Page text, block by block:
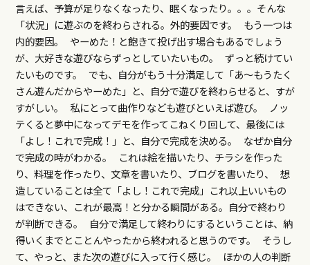
言えば、予算が足りなくなったり、眠くなったり。。。そんな
「状況」に遊ぶのを終わらされる。外的要因です。 もう一つは
内的要因。 やーめた！と飽きて投げ出す場合もあるでしょう
が、大好きな遊びならずっとしていたいもの。 ずっと続けてい
たいものです。 でも、自分がもう十分満足して「あ～もうたく
さん遊んだからやーめた」と、自分で遊びを終わらせると、すが
すがしい。 私にとって曲作りなども遊びといえば遊び。 ノッ
テくると夢中になってデモを作ってこねくり回して、最後には
「よし！これで完成！」と、自分で完成を決める。 なぜか自分
で完成の時がわかる。 これは絵を描いたり、チラシを作った
り、料理を作ったり、文章を書いたり、ブログを書いたり、 想
造していることは全て「よし！これで完成」これ以上いいもの
はできない、これが最高！と分かる瞬間がある。自分で終わり
が判断できる。 自分で満足して終わりにするということは、納
得いくまでとことんやったから終われると思うのです。 そうし
て、やっと、また次の遊びに入って行く感じ。 ほかの人の判断